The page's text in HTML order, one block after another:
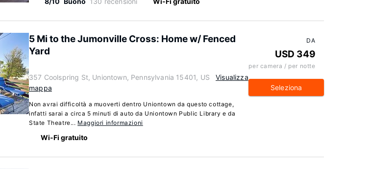
5 Mi to the Jumonville Cross: Home w/ Fenced
Yard
357 Coolspring St, Uniontown, Pennsylvania 15401, US
Visualizza
mappa
Non avrai difficoltà a muoverti dentro Uniontown da questo cottage,
infatti sarai a circa 5 minuti di auto da Uniontown Public Library e da
State Theatre... Maggiori informazioni
Wi-Fi gratuito
DA
USD 349
per camera / per notte
Seleziona